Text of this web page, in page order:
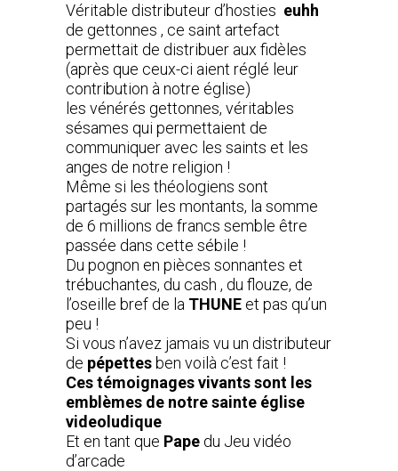
Véritable distributeur d’hosties euhh
de gettonnes , ce saint artefact
permettait de distribuer aux fidèles
(après que ceux-ci aient réglé leur
contribution à notre église)
les vénérés gettonnes, véritables
sésames qui permettaient de
communiquer avec les saints et les
anges de notre religion !
Même si les théologiens sont
partagés sur les montants, la somme
de 6 millions de francs semble être
passée dans cette sébile !
Du pognon en pièces sonnantes et
trébuchantes, du cash , du flouze, de
l’oseille bref de la THUNE et pas qu’un
peu !
Si vous n’avez jamais vu un distributeur
de pépettes ben voilà c’est fait !
Ces témoignages vivants sont les
emblèmes de notre sainte église
videoludique
Et en tant que Pape du Jeu vidéo
d’arcade